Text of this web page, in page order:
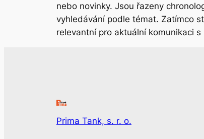
nebo novinky. Jsou řazeny
vyhledávání podle témat. Zatímco
relevantní pro aktuální komunikaci s
Prima Tank, s. r. o.